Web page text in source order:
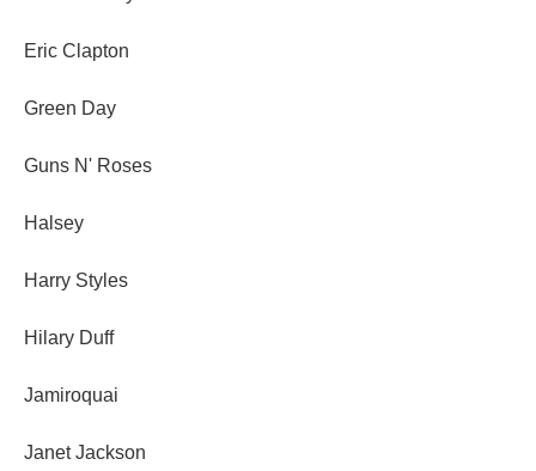
Eric Clapton
Green Day
Guns N' Roses
Halsey
Harry Styles
Hilary Duff
Jamiroquai
Janet Jackson